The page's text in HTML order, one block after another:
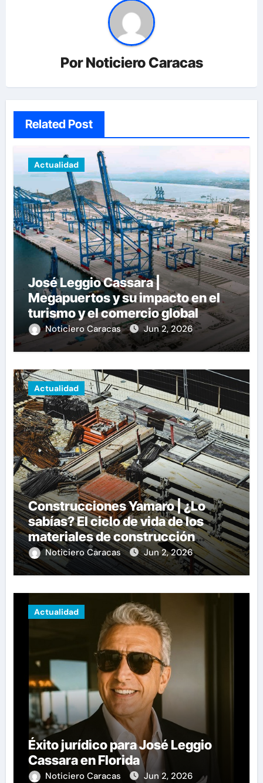
PorNoticiero Caracas
Related Post
Actualidad
José Leggio Cassara |
Megapuertos y su impacto en el
turismo y el comercio global
Noticiero Caracas Jun 2, 2026
Actualidad
Construcciones Yamaro | ¿Lo
sabías? El ciclo de vida de los
materiales de construcción
revoluciona eficiencia en
proyectos modernos
Noticiero Caracas Jun 2, 2026
Actualidad
Éxito jurídico para José Leggio
Cassara en Florida
Noticiero Caracas Jun 2, 2026